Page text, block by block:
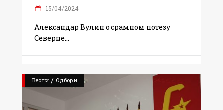
15/04/2024
Александар Вулин о срамном потезу
Северне
Вести / Одбори